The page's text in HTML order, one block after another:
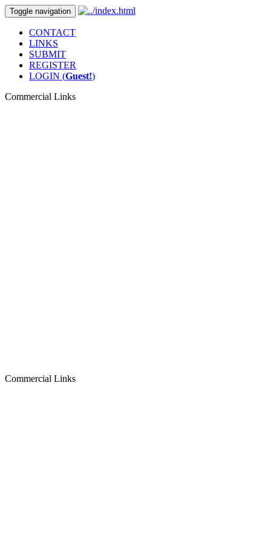
Toggle navigation
CONTACT
LINKS
SUBMIT
REGISTER
LOGIN (Guest!)
Commercial Links
Commercial Links